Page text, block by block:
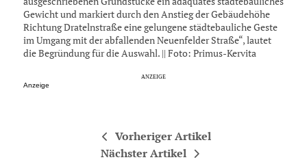
Gewicht und markiert durch den Anstieg der Gebäudehöhe
Richtung Dratelnstraße eine gelungene städtebauliche Geste
im Umgang mit der abfallenden Neuenfelder Straße“, lautet
die Begründung für die Auswahl. || Foto: Primus-Kervita
Anzeige
Vorheriger Artikel
Nächster Artikel